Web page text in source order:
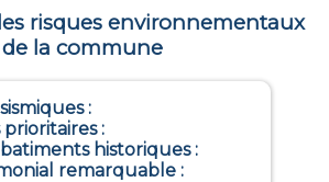
risques environnementaux
de la commune
:
:
historiques:
remarquable: